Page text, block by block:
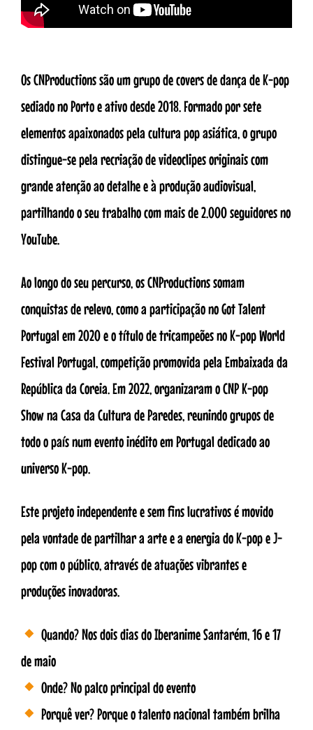
Os CNProductions são um grupo de covers de dança de K-pop
sediado no Porto e ativo desde 2018. Formado por sete
elementos apaixonados pela cultura pop asiática, o grupo
distingue-se pela recriação de videoclipes originais com
grande atenção ao detalhe e à produção audiovisual,
partilhando o seu trabalho com mais de 2.000 seguidores no
YouTube.
Ao longo do seu percurso, os CNProductions somam
conquistas de relevo, como a participação no Got Talent
Portugal em 2020 e o título de tricampeões no K-pop World
Festival Portugal, competição promovida pela Embaixada da
República da Coreia. Em 2022, organizaram o CNP K-pop
Show na Casa da Cultura de Paredes, reunindo grupos de
todo o país num evento inédito em Portugal dedicado ao
universo K-pop.
Este projeto independente e sem fins lucrativos é movido
pela vontade de partilhar a arte e a energia do K-pop e J-
pop com o público, através de atuações vibrantes e
produções inovadoras.
Quando? Nos dois dias do Iberanime Santarém, 16 e 17
de maio
Onde? No palco principal do evento
Porquê ver? Porque o talento nacional também brilha